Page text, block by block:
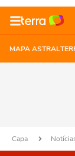
MAPA ASTRAL
Capa